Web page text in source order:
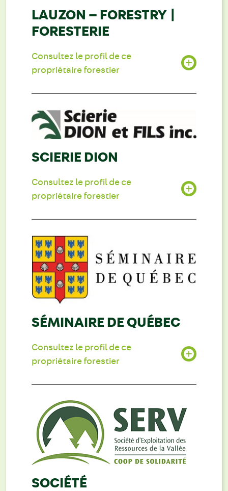
LAUZON – FORESTRY |
FORESTERIE
Consultez le profil de ce
propriétaire forestier
SCIERIE DION
Consultez le profil de ce
propriétaire forestier
SÉMINAIRE DE QUÉBEC
Consultez le profil de ce
propriétaire forestier
SOCIÉTÉ